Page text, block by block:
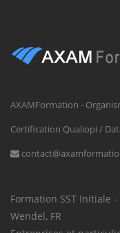
CDI
FORBACH (57,
Grand Est)
16
familiale
57515 Alsting (57,
Grand Est)
jours
CDI
sans hébergement
Moselle, Grand Est)
AXAMFormation -
Certification Qualiopi /
Formation SST Initiale -
Wendel, FR